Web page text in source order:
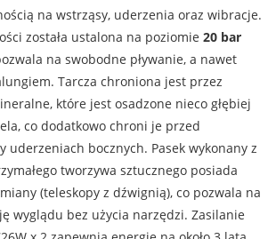
na wstrząsy, uderzenia oraz wibracje.
została ustalona na poziomie 20 bar
na swobodne pływanie, a nawet
Tarcza chroniona jest przez
które jest osadzone nieco głębiej
co dodatkowo chroni je przed
uderzeniach bocznych. Pasek wykonany z
tworzywa sztucznego posiada
(teleskopy z dźwignią), co pozwala na
wyglądu bez użycia narzędzi. Zasilanie